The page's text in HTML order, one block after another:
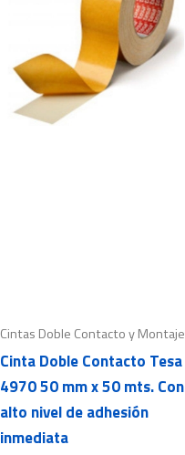
Cintas Doble Contacto y Montaje
Cinta Doble Contacto Tesa
4970 50 mm x 50 mts. Con
alto nivel de adhesión
inmediata